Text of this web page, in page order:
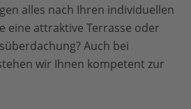
alles nach Ihren individuellen
eine attraktive Terrasse oder
Auch bei
wir Ihnen kompetent zur